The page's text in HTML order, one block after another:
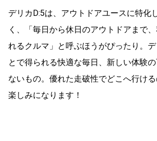
デリカD:5は、アウトドアユースに特化
く、「毎日から休日のアウトドアまで
れるクルマ」と呼ぶほうがぴったり。デ
とで得られる快適な毎日、新しい体験
ないもの。優れた走破性でどこへ行け
楽しみになります！